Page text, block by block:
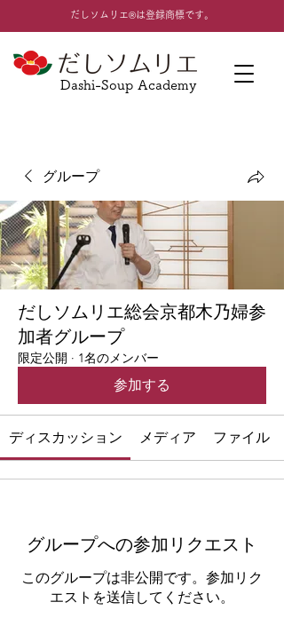
​だしソムリエ®は登録商標です。
Dashi-Soup Academy
グループ
だしソムリエ総会京都木乃婦参
加者グループ
限定公開 · 1名のメンバー
参加する
ディスカッション メディア ファイル
グループへの参加リクエスト
このグループは非公開です。参加リク
エストを送信してください。